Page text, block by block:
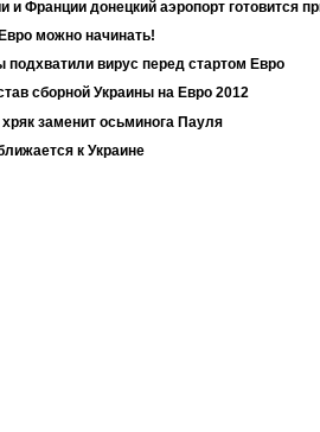
и Франции донецкий аэропорт готовится
можно начинать!
подхватили вирус перед стартом Евро
сборной Украины на Евро 2012
заменит осьминога Пауля
к Украине